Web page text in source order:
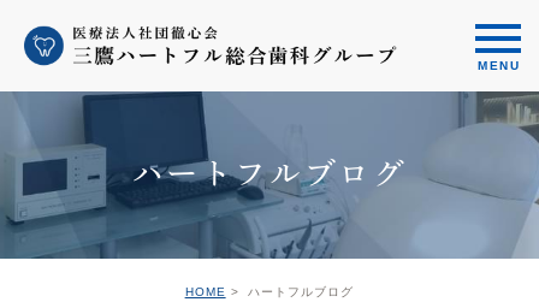
ハートフルブログ
HOME ハートフルブログ